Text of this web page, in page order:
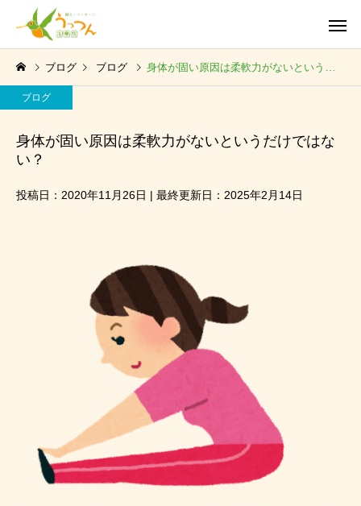
ブログ ブログ 身体が固い原因は柔軟力がないというだけではない？
ブログ
身体が固い原因は柔軟力がないというだけではな
い？
投稿日：2020年11月26日 | 最終更新日：2025年2月14日